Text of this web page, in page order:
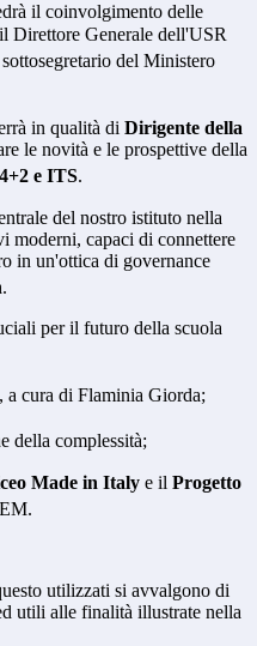
il coinvolgimento delle
Direttore Generale dell'USR
del Ministero
in qualità di Dirigente della
le novità e le prospettive della
e ITS.
del nostro istituto nella
moderni, capaci di connettere
in un'ottica di governance
.
per il futuro della scuola
, a cura di Flaminia Giorda;
della complessità;
Made in Italy e il Progetto
.
utilizzati si avvalgono di
utili alle finalità illustrate nella